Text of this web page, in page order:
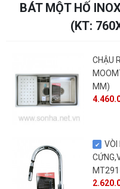
BÁT MỘT HỐ
(KT:
CHẬU
MM)
VÒI